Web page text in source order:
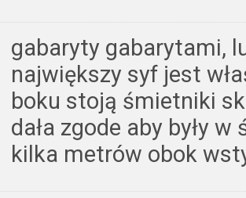
gabaryty gabarytami,
największy syf jest
boku stoją śmietniki
dała zgode aby były
kilka metrów obok